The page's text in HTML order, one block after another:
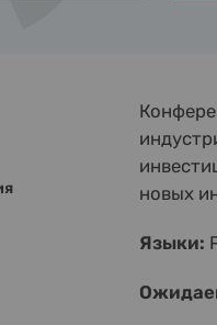
новых
Языки: